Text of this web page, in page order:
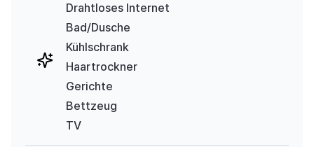
Drahtloses Internet
Bad/Dusche
Kühlschrank
Haartrockner
Gerichte
Bettzeug
TV